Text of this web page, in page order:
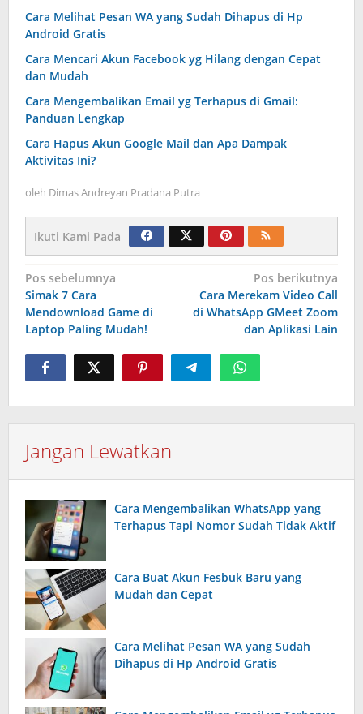
Cara Melihat Pesan WA yang Sudah Dihapus di Hp
Android Gratis
Cara Mencari Akun Facebook yg Hilang dengan Cepat
dan Mudah
Cara Mengembalikan Email yg Terhapus di Gmail:
Panduan Lengkap
Cara Hapus Akun Google Mail dan Apa Dampak
Aktivitas Ini?
oleh Dimas Andreyan Pradana Putra
Ikuti Kami Pada
Navigasi
pos
Pos sebelumnya
Simak 7 Cara
Mendownload Game di
Laptop Paling Mudah!
Pos berikutnya
Cara Merekam Video Call
di WhatsApp GMeet Zoom
dan Aplikasi Lain
Jangan Lewatkan
Cara Mengembalikan WhatsApp yang
Terhapus Tapi Nomor Sudah Tidak Aktif
Cara Buat Akun Fesbuk Baru yang
Mudah dan Cepat
Cara Melihat Pesan WA yang Sudah
Dihapus di Hp Android Gratis